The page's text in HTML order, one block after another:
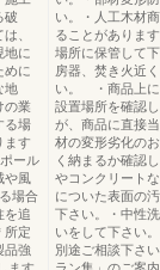
破
、
地に
めに
地
の業
る場
ます
ール
や風
場合
を追
所定
品強
い。・人工木材
ることがありま
場所に保管して
房器、焚き火近
い。 ・商品上に
設置場所を確認
が、商品に直接
材の変形劣化の
く納まるか確認
やコンクリート
についた表面の
下さい。・中性
いをして下さい
別途ご相談下さ